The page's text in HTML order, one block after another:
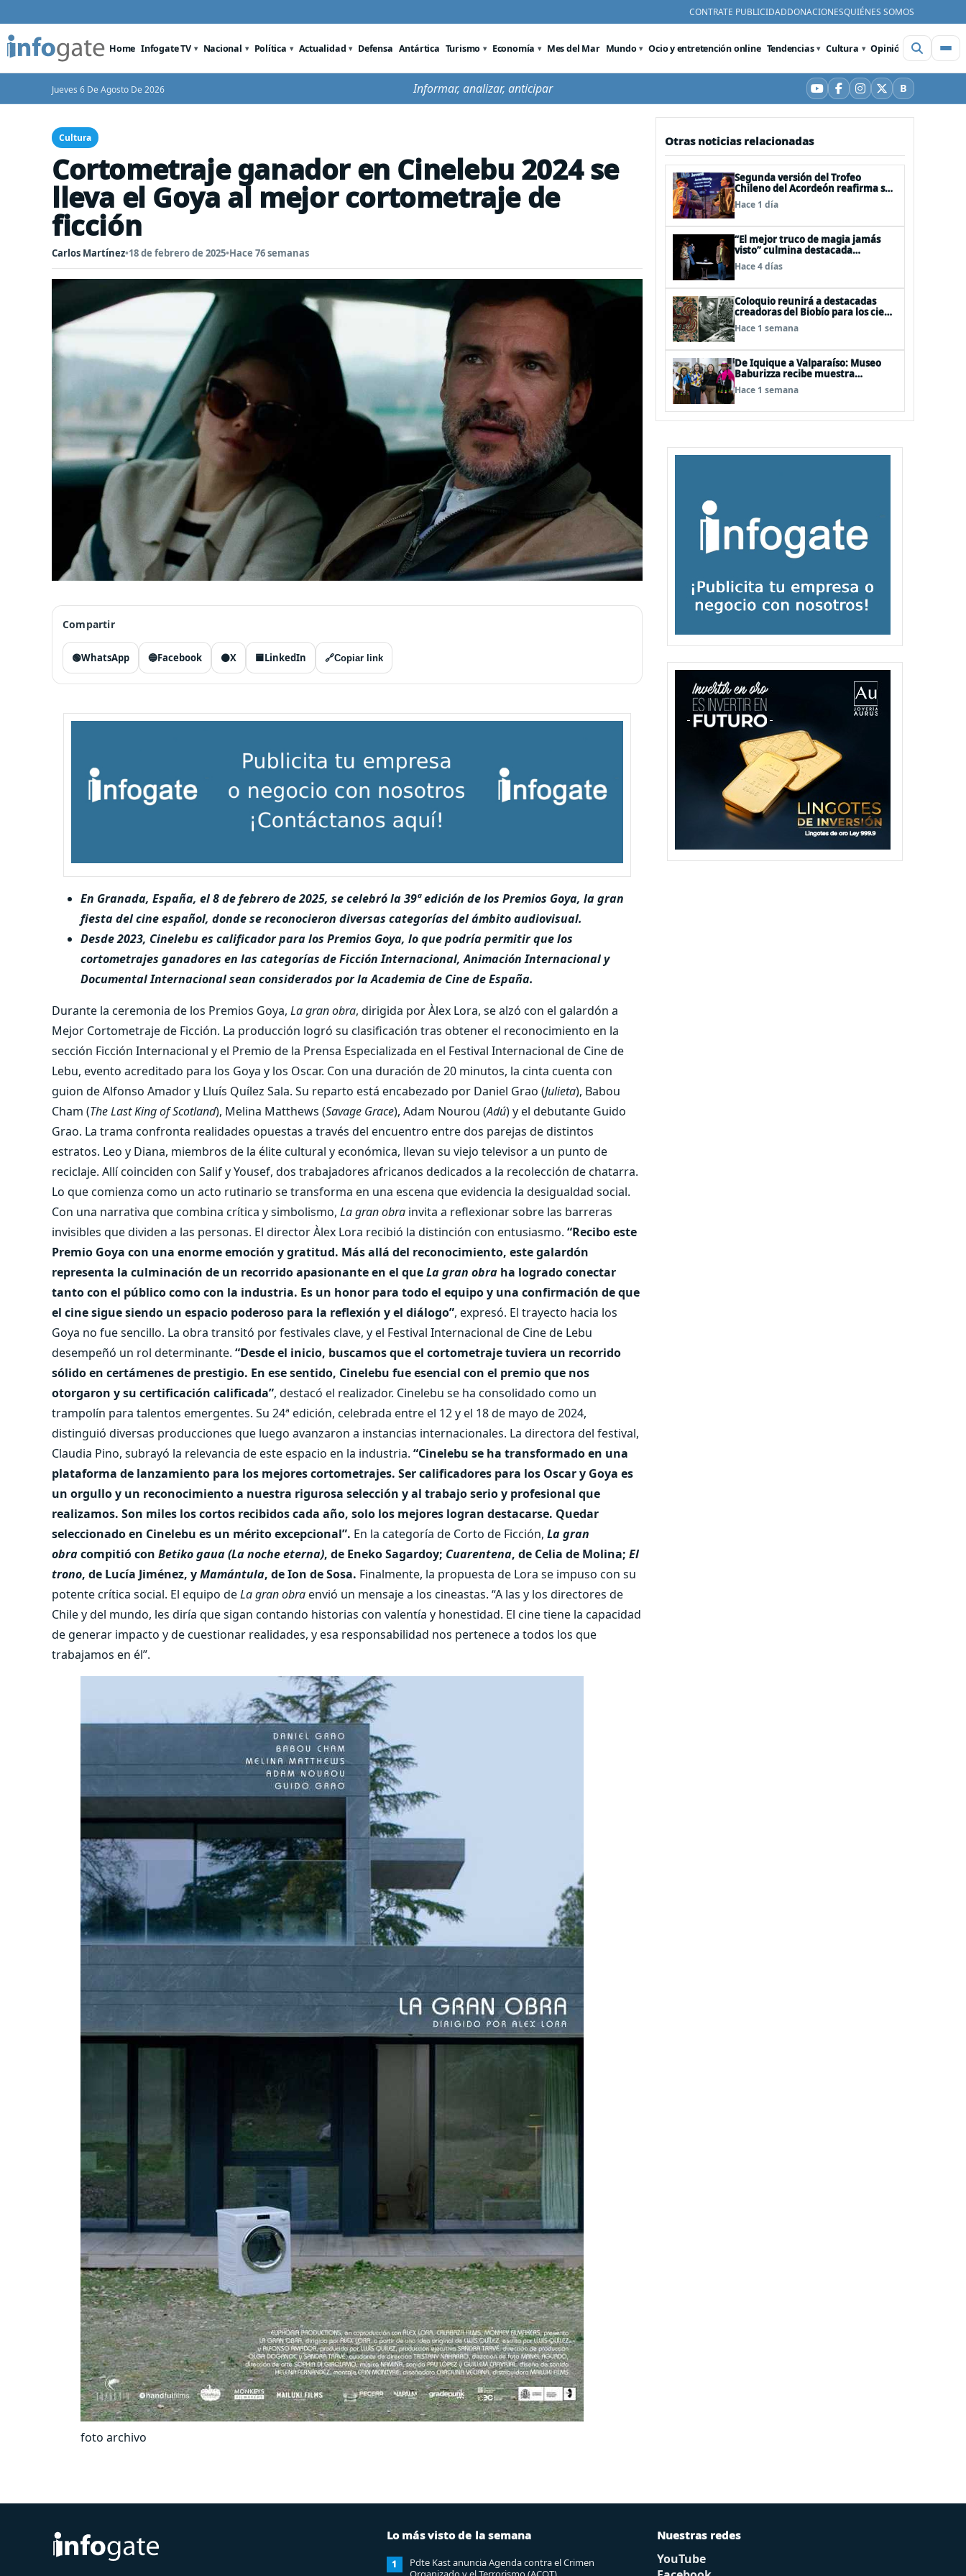
CONTRATE PUBLICIDADDONACIONESQUIÉNES SOMOS
Home Infogate TV Nacional Política Actualidad Defensa Antártica Turismo Economía Mes del Mar Mundo Ocio y entretención online Tendencias Cultura Opinión Videos
Jueves 6 De Agosto De 2026 Informar, analizar, anticipar YouTube
Facebook
Instagram
X BBluesky
Cultura
Cortometraje ganador en Cinelebu 2024 se
lleva el Goya al mejor cortometraje de
ficción
Carlos Martínez•18 de febrero de 2025•Hace 76 semanas
Compartir
🟢WhatsApp 🔵Facebook ⚫X 🟦LinkedIn 🔗Copiar link
En Granada, España, el 8 de febrero de 2025, se celebró la 39ª edición de los Premios Goya, la gran
fiesta del cine español, donde se reconocieron diversas categorías del ámbito audiovisual.
Desde 2023, Cinelebu es calificador para los Premios Goya, lo que podría permitir que los
cortometrajes ganadores en las categorías de Ficción Internacional, Animación Internacional y
Documental Internacional sean considerados por la Academia de Cine de España.
Durante la ceremonia de los Premios Goya, La gran obra, dirigida por Àlex Lora, se alzó con el galardón a
Mejor Cortometraje de Ficción. La producción logró su clasificación tras obtener el reconocimiento en la
sección Ficción Internacional y el Premio de la Prensa Especializada en el Festival Internacional de Cine de
Lebu, evento acreditado para los Goya y los Oscar. Con una duración de 20 minutos, la cinta cuenta con
guion de Alfonso Amador y Lluís Quílez Sala. Su reparto está encabezado por Daniel Grao (Julieta), Babou
Cham (The Last King of Scotland), Melina Matthews (Savage Grace), Adam Nourou (Adú) y el debutante Guido
Grao. La trama confronta realidades opuestas a través del encuentro entre dos parejas de distintos
estratos. Leo y Diana, miembros de la élite cultural y económica, llevan su viejo televisor a un punto de
reciclaje. Allí coinciden con Salif y Yousef, dos trabajadores africanos dedicados a la recolección de chatarra.
Lo que comienza como un acto rutinario se transforma en una escena que evidencia la desigualdad social.
Con una narrativa que combina crítica y simbolismo, La gran obra invita a reflexionar sobre las barreras
invisibles que dividen a las personas. El director Àlex Lora recibió la distinción con entusiasmo. “Recibo este
Premio Goya con una enorme emoción y gratitud. Más allá del reconocimiento, este galardón
representa la culminación de un recorrido apasionante en el queLa gran obra ha logrado conectar
tanto con el público como con la industria. Es un honor para todo el equipo y una confirmación de que
el cine sigue siendo un espacio poderoso para la reflexión y el diálogo”, expresó. El trayecto hacia los
Goya no fue sencillo. La obra transitó por festivales clave, y el Festival Internacional de Cine de Lebu
desempeñó un rol determinante. “Desde el inicio, buscamos que el cortometraje tuviera un recorrido
sólido en certámenes de prestigio. En ese sentido, Cinelebu fue esencial con el premio que nos
otorgaron y su certificación calificada”, destacó el realizador. Cinelebu se ha consolidado como un
trampolín para talentos emergentes. Su 24ª edición, celebrada entre el 12 y el 18 de mayo de 2024,
distinguió diversas producciones que luego avanzaron a instancias internacionales. La directora del festival,
Claudia Pino, subrayó la relevancia de este espacio en la industria. “Cinelebu se ha transformado en una
plataforma de lanzamiento para los mejores cortometrajes. Ser calificadores para los Oscar y Goya es
un orgullo y un reconocimiento a nuestra rigurosa selección y al trabajo serio y profesional que
realizamos. Son miles los cortos recibidos cada año, solo los mejores logran destacarse. Quedar
seleccionado en Cinelebu es un mérito excepcional”. En la categoría de Corto de Ficción, La gran
obracompitió con Betiko gaua (La noche eterna), de Eneko Sagardoy; Cuarentena, de Celia de Molina; El
trono, de Lucía Jiménez, yMamántula, de Ion de Sosa. Finalmente, la propuesta de Lora se impuso con su
potente crítica social. El equipo deLa gran obraenvió un mensaje a los cineastas. “A las y los directores de
Chile y del mundo, les diría que sigan contando historias con valentía y honestidad. El cine tiene la capacidad
de generar impacto y de cuestionar realidades, y esa responsabilidad nos pertenece a todos los que
trabajamos en él”.
foto archivo
Otras noticias relacionadas
Segunda versión del Trofeo
Chileno del Acordeón reafirma su
apuesta por la profesionalización
del instrumento en Chile
Hace 1 día
“El mejor truco de magia jamás
visto” culmina destacada
participación en el Festival Off
Avignon 2026
Hace 4 días
Coloquio reunirá a destacadas
creadoras del Biobío para los cien
años del natalicio del artista textil
y artesano tomecino Héctor
Hace 1 semana
De Iquique a Valparaíso: Museo
Baburizza recibe muestra
multimedial "Las Cumbias que
escuchamos allá arriba"
Hace 1 semana
Lo más visto de la semana
1
Pdte Kast anuncia Agenda contra el Crimen
Nuestras redes
YouTube